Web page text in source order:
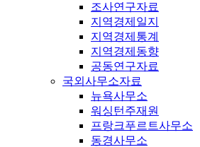
조사연구자료
지역경제일지
지역경제통계
지역경제동향
공동연구자료
국외사무소자료
뉴욕사무소
워싱턴주재원
프랑크푸르트사무소
동경사무소